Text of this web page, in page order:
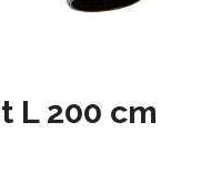
L 200 cm